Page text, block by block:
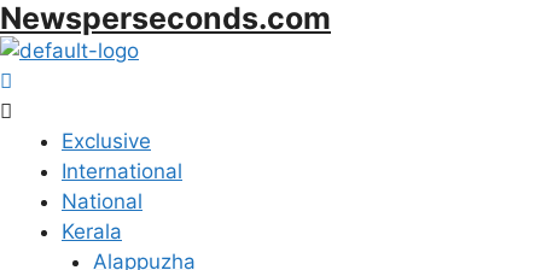
Skip
to
content
Newsperseconds.com
Menu
Exclusive
International
National
Kerala
Alappuzha